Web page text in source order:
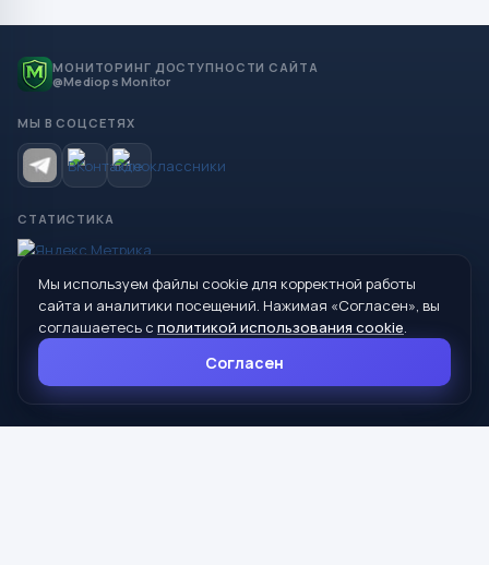
МОНИТОРИНГ ДОСТУПНОСТИ САЙТА
@Mediops Monitor
МЫ В СОЦСЕТЯХ
СТАТИСТИКА
© 2026 Управление образования Администрации МО
Сухой Лог
624800, Свердловская область, г. Сухой Лог, ул. Кирова, дом 7
8 (34373) 4-33-85
Мы используем файлы cookie для корректной работы
сайта и аналитики посещений. Нажимая «Согласен», вы
соглашаетесь с политикой использования cookie.
Согласен